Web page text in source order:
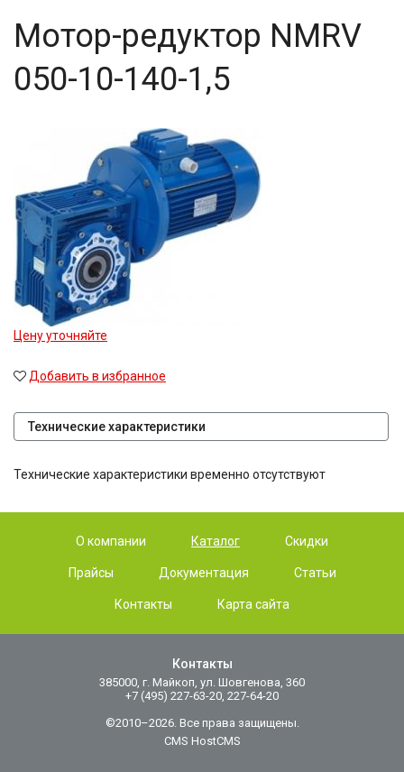
Мо­тор-ре­дук­тор NMRV
050-10-140-1,5
Цену уточняйте
Добавить в избранное
Технические характеристики
Технические характеристики временно отсутствуют
О компании Каталог Скидки
Прайсы Документация Статьи
Контакты Карта сайта
Контакты
385000, г. Майкоп, ул. Шовгенова, 360
+7 (495) 227-63-20, 227-64-20
©2010–2026. Все права защищены.
CMS HostCMS